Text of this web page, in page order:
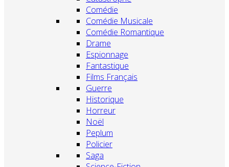
Comédie
Comédie Musicale
Comédie Romantique
Drame
Espionnage
Fantastique
Films Français
Guerre
Historique
Horreur
Noël
Peplum
Policier
Saga